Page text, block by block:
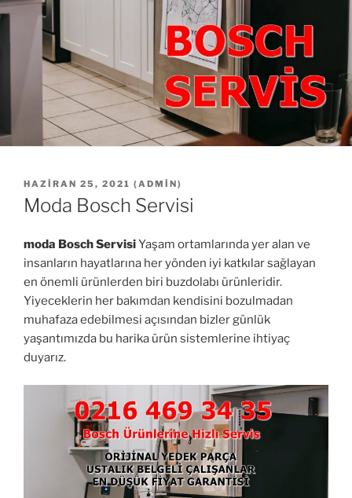
YAYIM
TARIHI
HAZIRAN 25, 2021 ( ADMIN)
Moda Bosch Servisi
moda Bosch ServisiYaşam ortamlarında yer alan ve
insanların hayatlarına her yönden iyi katkılar sağlayan
en önemli ürünlerden biri buzdolabı ürünleridir.
Yiyeceklerin her bakımdan kendisini bozulmadan
muhafaza edebilmesi açısından bizler günlük
yaşantımızda bu harika ürün sistemlerine ihtiyaç
duyarız.